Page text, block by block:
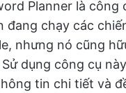
Planner là công
đang chạy các
nhưng nó cũng
dụng công cụ
tin chi tiết và